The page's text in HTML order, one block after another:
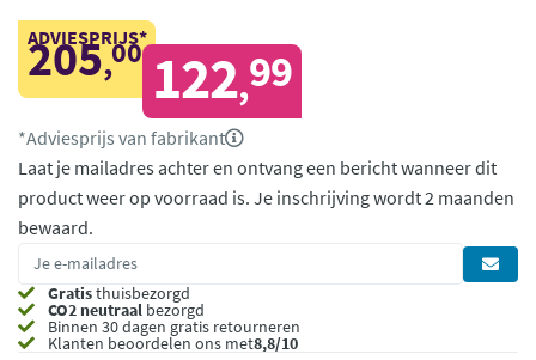
ADVIESPRIJS*
205,00 122,99
*Adviesprijs van fabrikant
Laat je mailadres achter en ontvang een bericht wanneer dit
product weer op voorraad is. Je inschrijving wordt 2 maanden
bewaard.
Gratisthuisbezorgd
CO2 neutraal bezorgd
Binnen 30 dagen gratis retourneren
Klanten beoordelen ons met8,8/10